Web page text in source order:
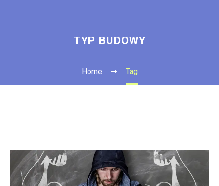
TYP BUDOWY
Home Tag